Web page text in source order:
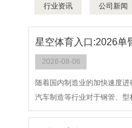
行业资讯 公司新闻
2026-08-06
随着国内制造业的加快速度进
汽车制造等行业对于钢管、型